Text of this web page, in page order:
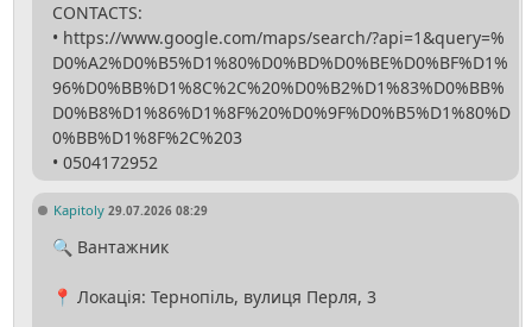
CONTACTS:
• https://www.google.com/maps/search/?api=1&query=%
D0%A2%D0%B5%D1%80%D0%BD%D0%BE%D0%BF%D1%
96%D0%BB%D1%8C%2C%20%D0%B2%D1%83%D0%BB%
D0%B8%D1%86%D1%8F%20%D0%9F%D0%B5%D1%80%D
0%BB%D1%8F%2C%203
• 0504172952
Kapitoly 29.07.2026 08:29
🔍 Вантажник
📍 Локація: Тернопіль, вулиця Перля, 3